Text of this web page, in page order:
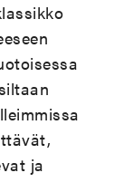
ja